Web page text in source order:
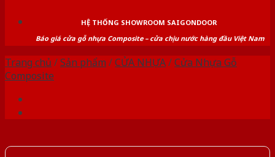
HỆ THỐNG SHOWROOM SAIGONDOOR
Báo giá cửa gỗ nhựa Composite – cửa chịu nước hàng đầu Việt Nam
Trang chủ /Sản phẩm /CỬA NHỰA/Cửa Nhựa Gỗ
Composite